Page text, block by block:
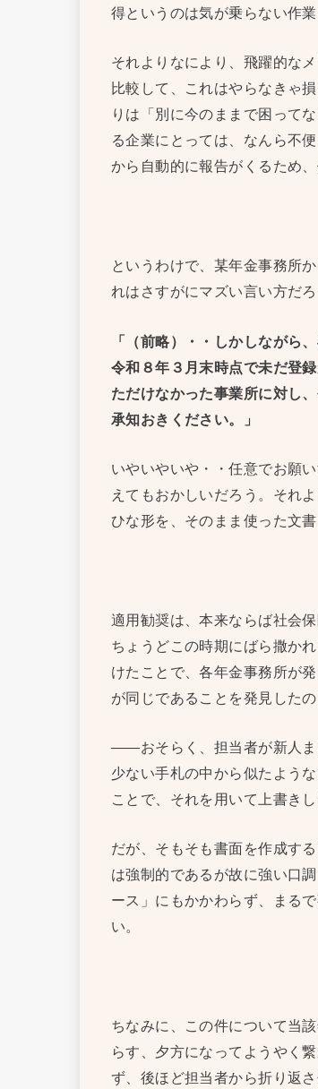
得というのは気が乗らない作業
それよりなにより、飛躍的な
比較して、これはやらなきゃ
りは「別に今のままで困って
る企業にとっては、なんら不
から自動的に報告がくるため
というわけで、某年金事務所
れはさすがにマズい言い方だ
「（前略）・・しかしながら
令和８年３月末時点で未だ登
ただけなかった事業所に対し
承知おきください。」
いやいやいや・・任意でお願
えてもおかしいだろう。それ
ひな形を、そのまま使った文書
適用勧奨は、本来ならば社会
ちょうどこの時期にばら撒か
けたことで、各年金事務所が
が同じであることを発見したの
——おそらく、担当者が新人ま
少ない手札の中から似たよう
ことで、それを用いて上書き
だが、そもそも書面を作成す
は強制的であるが故に強い口
ース」にもかかわらず、まる
い。
ちなみに、この件について当
らす、夕方になってようやく
ず、後ほど担当者から折り返